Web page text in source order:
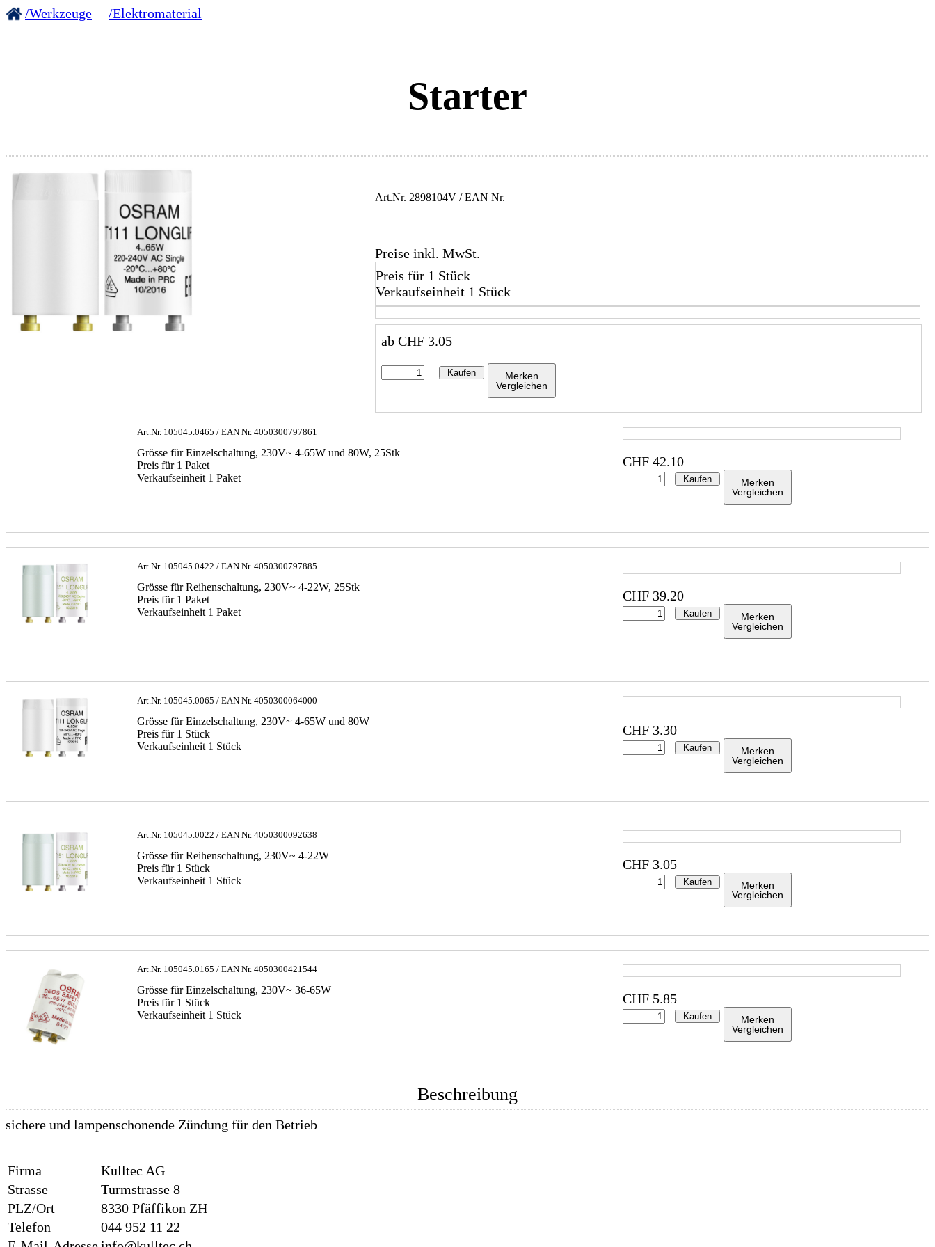
/Werkzeuge /Elektromaterial
Starter
Art.Nr.2898104V / EAN Nr.
Preise inkl. MwSt.
Preis für 1 Stück
Verkaufseinheit 1 Stück
ab CHF 3.05
Kaufen
Merken
Vergleichen
Art.Nr. 105045.0465 / EAN Nr. 4050300797861
Grösse für Einzelschaltung, 230V~ 4-65W und 80W, 25Stk
Preis für 1 Paket
Verkaufseinheit 1 Paket
CHF 42.10
Kaufen
Merken
Vergleichen
Art.Nr. 105045.0422 / EAN Nr. 4050300797885
Grösse für Reihenschaltung, 230V~ 4-22W, 25Stk
Preis für 1 Paket
Verkaufseinheit 1 Paket
CHF 39.20
Kaufen
Merken
Vergleichen
Art.Nr. 105045.0065 / EAN Nr. 4050300064000
Grösse für Einzelschaltung, 230V~ 4-65W und 80W
Preis für 1 Stück
Verkaufseinheit 1 Stück
CHF 3.30
Kaufen
Merken
Vergleichen
Art.Nr. 105045.0022 / EAN Nr. 4050300092638
Grösse für Reihenschaltung, 230V~ 4-22W
Preis für 1 Stück
Verkaufseinheit 1 Stück
CHF 3.05
Kaufen
Merken
Vergleichen
Art.Nr. 105045.0165 / EAN Nr. 4050300421544
Grösse für Einzelschaltung, 230V~ 36-65W
Preis für 1 Stück
Verkaufseinheit 1 Stück
CHF 5.85
Kaufen
Merken
Vergleichen
Beschreibung
sichere und lampenschonende Zündung für den Betrieb
Firma
Kulltec AG
Strasse
Turmstrasse 8
PLZ/Ort
8330 Pfäffikon ZH
Telefon
044 952 11 22